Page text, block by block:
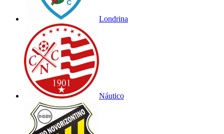
Londrina
Náutico